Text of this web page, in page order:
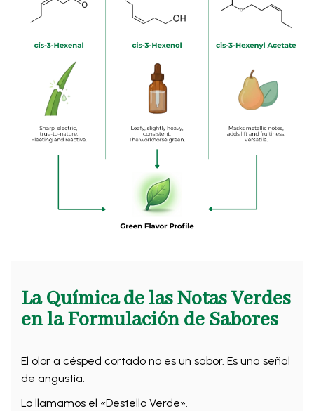
La Química de las Notas Verdes
en la Formulación de Sabores
El olor a césped cortado no es un sabor. Es una señal
de angustia.
Lo llamamos el «Destello Verde».